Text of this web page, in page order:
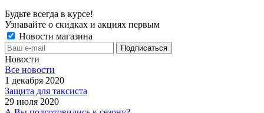
Будьте всегда в курсе!
Узнавайте о скидках и акциях первым
Новости магазина
Новости
Все новости
1 декабря 2020
Защита для таксиста
29 июля 2020